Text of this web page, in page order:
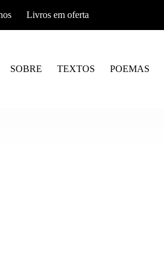
Livros em oferta
SOBRE TEXTOS POEMAS